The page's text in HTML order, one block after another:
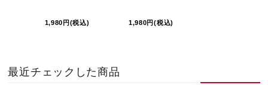
1,980円(税込) 1,980円(税込)
最近チェックした商品